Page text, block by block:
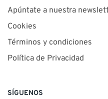
Apúntate a nuestra
Cookies
Términos y condiciones
Política de Privacidad
SÍGUENOS